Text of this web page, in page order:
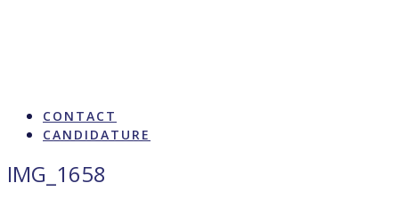
CONTACT
CANDIDATURE
IMG_1658